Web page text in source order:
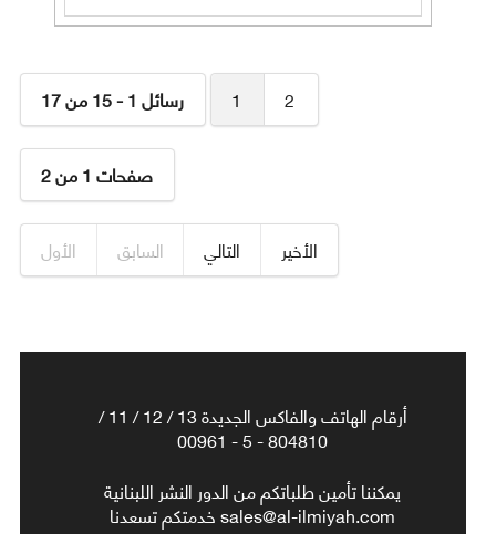
رسائل 1 - 15 من 17 1 2
صفحات 1 من 2
الأول السابق التالي الأخير
أرقام الهاتف والفاكس الجديدة 13 / 12 / 11 /
804810 - 5 - 00961
يمكننا تأمين طلباتكم من الدور النشر اللبنانية
sales@al-ilmiyah.com خدمتكم تسعدنا